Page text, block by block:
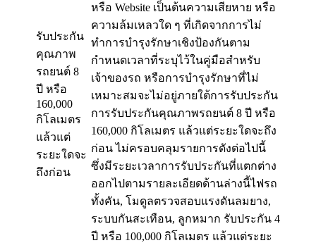
รับประกัน
คุณภาพ
รถยนต์ 8
ปี หรือ
160,000
กิโลเมตร
แล้วแต่
ระยะใดจะ
ถึงก่อน
หรือ Website เป็นต้นความเสียหาย หรือ
ความล้มเหลวใด ๆ ที่เกิดจากการไม่
ทำการบำรุงรักษาเชิงป้องกันตาม
กำหนดเวลาที่ระบุไว้ในคู่มือสำหรับ
เจ้าของรถ หรือการบำรุงรักษาที่ไม่
เหมาะสมจะไม่อยู่ภายใต้การรับประกัน
การรับประกันคุณภาพรถยนต์ 8 ปี หรือ
160,000 กิโลเมตร แล้วแต่ระยะใดจะถึง
ก่อน ไม่ครอบคลุมรายการดังต่อไปนี้
ซึ่งมีระยะเวลาการรับประกันที่แตกต่าง
ออกไปตามรายละเอียดด้านล่างนี้ไฟรถ
ทั้งคัน, โมดูลตรวจสอบแรงดันลมยาง,
ระบบกันสะเทือน, ลูกหมาก รับประกัน 4
ปี หรือ 100,000 กิโลเมตร แล้วแต่ระยะ